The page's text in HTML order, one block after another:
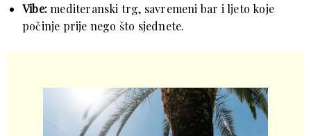
Vibe:mediteranski trg, savremeni bar i ljeto koje
počinje prije nego što sjednete.